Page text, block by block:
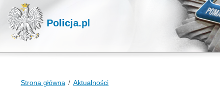
Policja.pl
Strona główna Aktualności